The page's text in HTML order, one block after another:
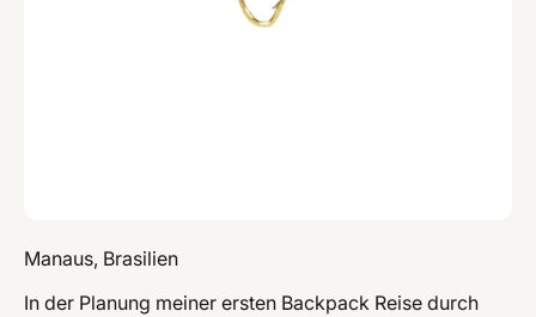
Manaus, Brasilien
In der Planung meiner ersten Backpack Reise durch